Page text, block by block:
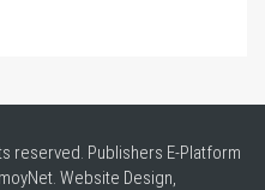
reserved. Publishers E-Platform
Website Design,